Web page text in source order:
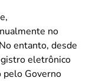
no
entanto, desde
eletrônico
pelo Governo